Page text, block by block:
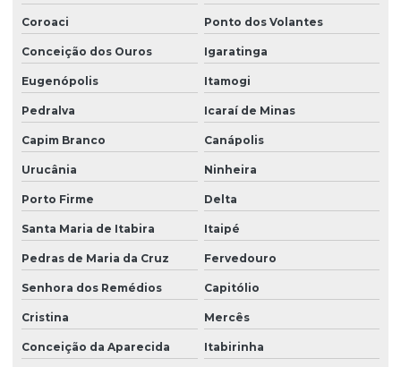
Coroaci Ponto dos Volantes
Conceição dos Ouros Igaratinga
Eugenópolis Itamogi
Pedralva Icaraí de Minas
Capim Branco Canápolis
Urucânia Ninheira
Porto Firme Delta
Santa Maria de Itabira Itaipé
Pedras de Maria da Cruz Fervedouro
Senhora dos Remédios Capitólio
Cristina Mercês
Conceição da Aparecida Itabirinha